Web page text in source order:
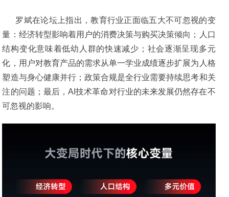
罗斌在论坛上指出，教育行业正面临五大不可忽视的变
量：经济转型影响着用户的消费决策与购买决策倾向；人口
结构变化意味着低幼人群的快速减少；社会逐渐呈现多元
化，用户对教育产品的需求从单一学业成绩逐步扩展为人格
塑造与身心健康并行；政策合规是全行业需要持续思考和关
注的问题；最后，AI技术革命对行业的未来发展仍然存在不
可忽视的影响。